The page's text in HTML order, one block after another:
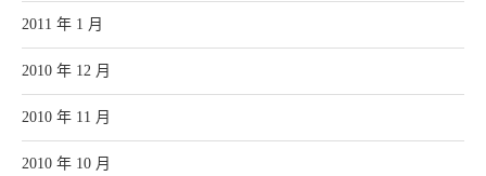
2011 年 1 月
2010 年 12 月
2010 年 11 月
2010 年 10 月